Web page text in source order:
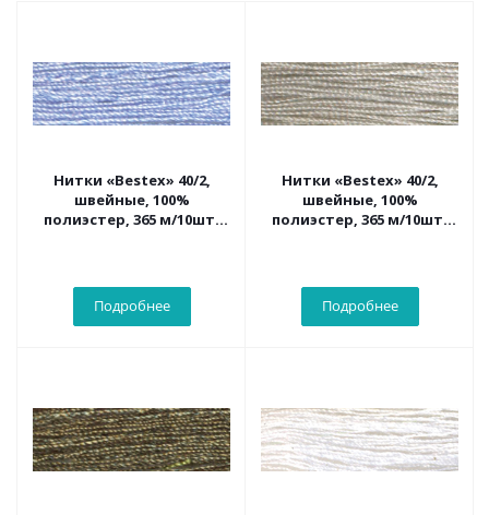
Нитки «Bestex» 40/2,
швейные, 100%
полиэстер, 365 м/10шт.
Подробнее
Нитки «Bestex» 40/2,
швейные, 100%
полиэстер, 365 м/10шт.
Подробнее